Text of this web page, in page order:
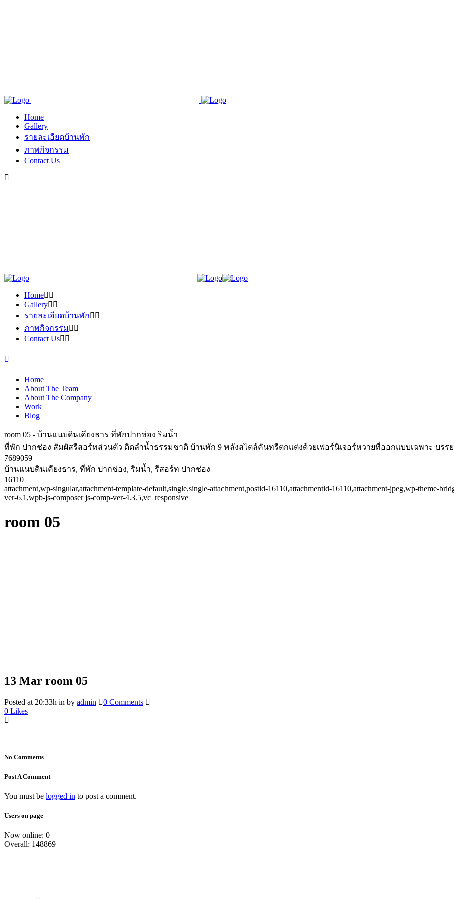
Home
Gallery
รายละเอียดบ้านพัก
ภาพกิจกรรม
Contact Us
Home
Gallery
รายละเอียดบ้านพัก
ภาพกิจกรรม
Contact Us
Home
About The Team
About The Company
Work
Blog
room 05 - บ้านแนบดินเคียงธาร ที่พักปากช่อง ริมน้ำ
ที่พัก ปากช่อง สัมผัสรีสอร์ทส่วนตัว ติดลำน้ำธรรมชาติ บ้านพัก 9 หลังสไตล์คันทรีตกแต่งด้วยเฟอร์นิเจอร์หวายที่ออกแบบเฉพาะ บรรยา
7689059
บ้านแนบดินเคียงธาร, ที่พัก ปากช่อง, ริมน้ำ, รีสอร์ท ปากช่อง
16110
attachment,wp-singular,attachment-template-default,single,single-attachment,postid-16110,attachmentid-16110,attachment-jpeg,wp-theme-
ver-6.1,wpb-js-composer js-comp-ver-4.3.5,vc_responsive
room 05
13 Mar room 05
Posted at 20:33h in by admin
0 Comments
0 Likes
No Comments
Post A Comment
You must be logged in to post a comment.
Users on page
Now online: 0
Overall: 148869